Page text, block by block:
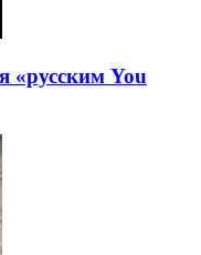
«русским You